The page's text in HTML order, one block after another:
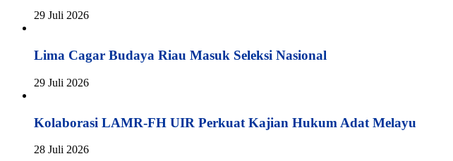
29 Juli 2026
Lima Cagar Budaya Riau Masuk Seleksi Nasional
29 Juli 2026
Kolaborasi LAMR-FH UIR Perkuat Kajian Hukum Adat Melayu
28 Juli 2026